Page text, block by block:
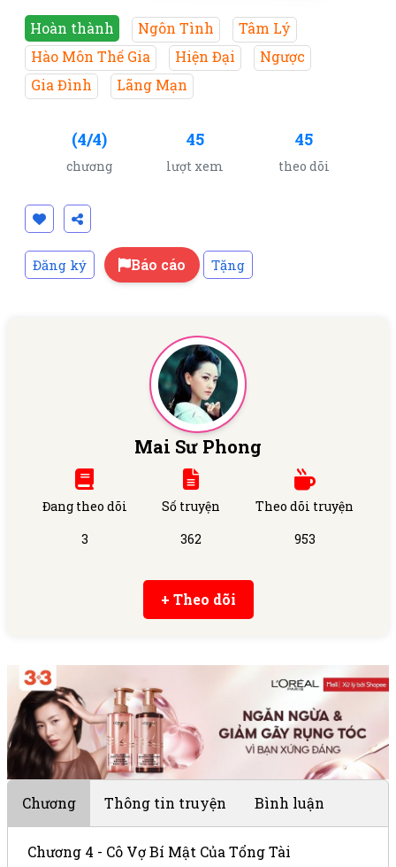
Hoàn thành Ngôn Tình
Tâm Lý
Hào Môn Thế Gia
Hiện Đại
Ngược
Gia Đình
Lãng Mạn
(4/4)
chương
45
lượt xem
45
theo dõi
Đăng ký Báo cáo Tặng
Mai Sư Phong
Đang theo dõi
3
Số truyện
362
Theo dõi truyện
953
+ Theo dõi
Chương Thông tin truyện Bình luận
Chương 4 - Cô Vợ Bí Mật Của Tổng Tài